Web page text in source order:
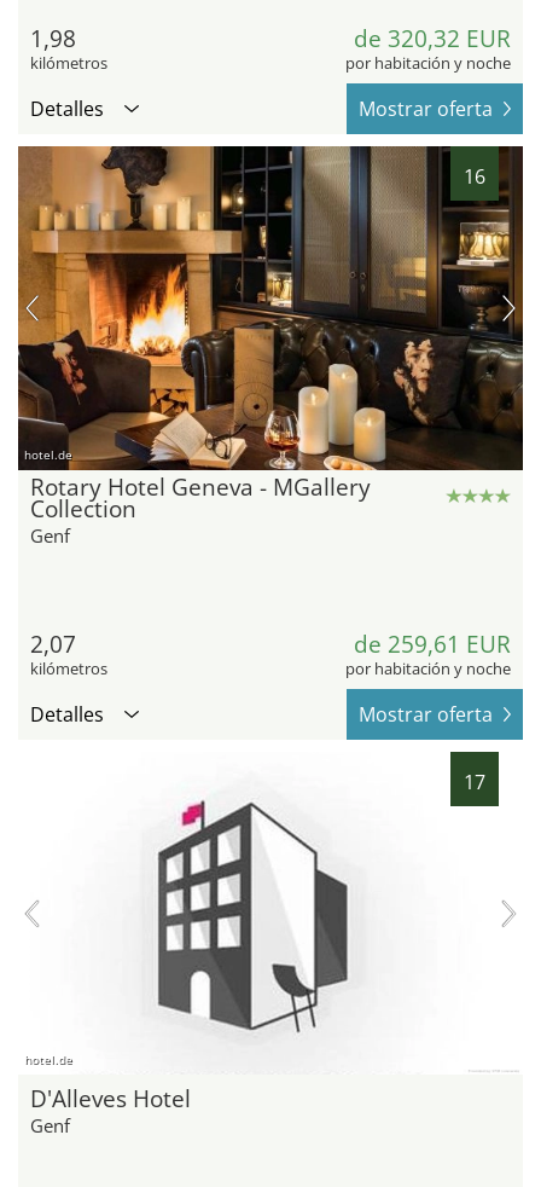
1,98
kilómetros
de 320,32 EUR
por habitación y noche
Detalles Mostrar oferta
16
hotel.de
Rotary Hotel Geneva - MGallery
Collection
Genf
2,07
kilómetros
de 259,61 EUR
por habitación y noche
Detalles Mostrar oferta
17
hotel.de
D'Alleves Hotel
Genf